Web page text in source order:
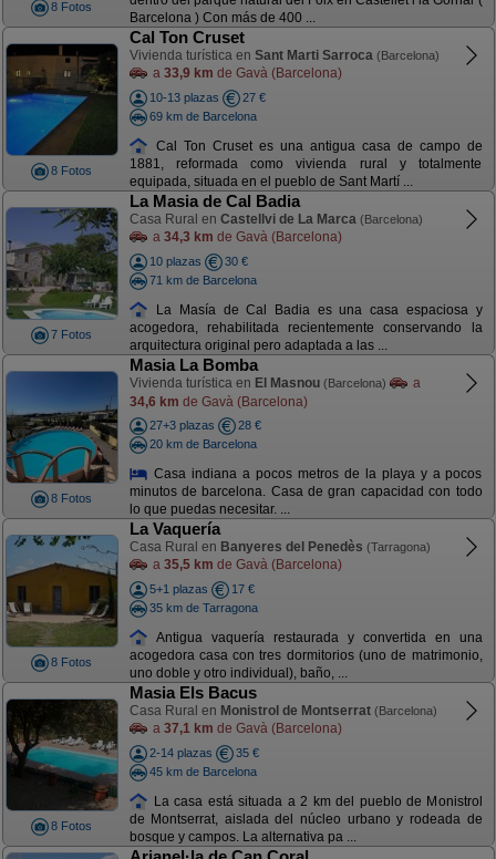
8 Fotos
Barcelona ) Con más de 400 ...
8 Fotos
Cal Ton Cruset
Vivienda turística en Sant Marti Sarroca (Barcelona)
a 33,9 km de Gavà (Barcelona)
10-13 plazas
27 €
69 km de Barcelona
Cal Ton Cruset es una antigua casa de campo de
1881, reformada como vivienda rural y totalmente
equipada, situada en el pueblo de Sant Martí ...
7 Fotos
La Masia de Cal Badia
Casa Rural en Castellvi de La Marca (Barcelona)
a 34,3 km de Gavà (Barcelona)
10 plazas
30 €
71 km de Barcelona
La Masía de Cal Badia es una casa espaciosa y
acogedora, rehabilitada recientemente conservando la
arquitectura original pero adaptada a las ...
8 Fotos
Masia La Bomba
Vivienda turística en El Masnou (Barcelona)
a
34,6 km de Gavà (Barcelona)
27+3 plazas
28 €
20 km de Barcelona
Casa indiana a pocos metros de la playa y a pocos
minutos de barcelona. Casa de gran capacidad con todo
lo que puedas necesitar. ...
8 Fotos
La Vaquería
Casa Rural en Banyeres del Penedès (Tarragona)
a 35,5 km de Gavà (Barcelona)
5+1 plazas
17 €
35 km de Tarragona
Antigua vaquería restaurada y convertida en una
acogedora casa con tres dormitorios (uno de matrimonio,
uno doble y otro individual), baño, ...
8 Fotos
Masia Els Bacus
Casa Rural en Monistrol de Montserrat (Barcelona)
a 37,1 km de Gavà (Barcelona)
2-14 plazas
35 €
45 km de Barcelona
La casa está situada a 2 km del pueblo de Monistrol
de Montserrat, aislada del núcleo urbano y rodeada de
bosque y campos. La alternativa pa ...